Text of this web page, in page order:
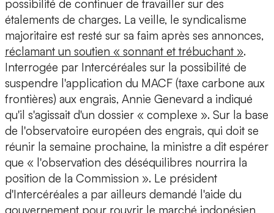
possibilité de continuer de travailler sur des
étalements de charges. La veille, le syndicalisme
majoritaire est resté sur sa faim après ses annonces,
réclamant un soutien « sonnant et trébuchant ».
Interrogée par Intercéréales sur la possibilité de
suspendre l'application du MACF (taxe carbone aux
frontières) aux engrais, Annie Genevard a indiqué
qu'il s'agissait d'un dossier « complexe ». Sur la base
de l'observatoire européen des engrais, qui doit se
réunir la semaine prochaine, la ministre a dit espérer
que « l'observation des déséquilibres nourrira la
position de la Commission ». Le président
d'Intercéréales a par ailleurs demandé l'aide du
gouvernement pour rouvrir le marché indonésien